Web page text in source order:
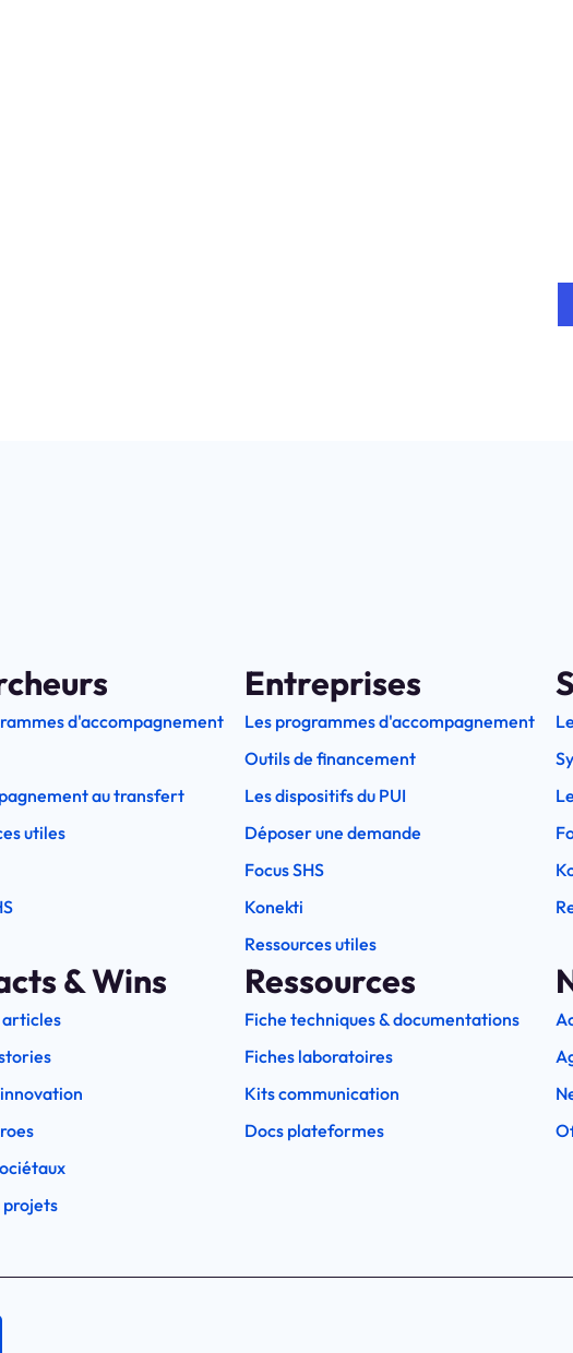
d'accompagnement
au transfert
utiles
Entreprises
Les programmes d'accompagnement
Outils de financement
Les dispositifs du PUI
Déposer une demande
Focus SHS
Konekti
Ressources utiles
& Wins
articles
projets
Ressources
Fiche techniques & documentations
Fiches laboratoires
Kits communication
Docs plateformes